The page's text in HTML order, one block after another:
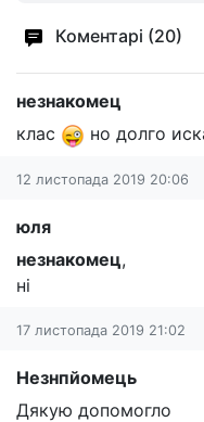
Коментарі (20)
незнакомец
клас
но долго
12 листопада 2019 20:06
юля
незнакомец,
ні
17 листопада 2019 21:02
Незнпйомець
Дякую допомогло